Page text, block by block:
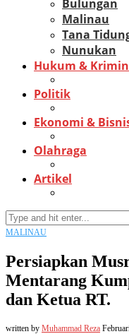
Bulungan
Malinau
Tana
Nunukan
Hukum &
Politik
Ekonomi &
Olahraga
Artikel
MALINAU
Persiapkan
Mentarang
dan Ketua RT.
written by Muhammad Reza